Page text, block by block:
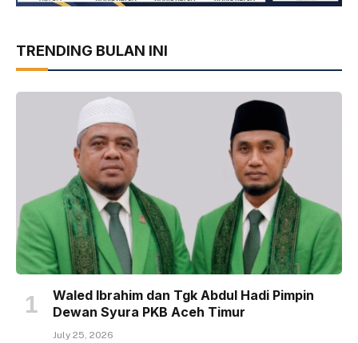
TRENDING BULAN INI
Waled Ibrahim dan Tgk Abdul Hadi Pimpin
Dewan Syura PKB Aceh Timur
July 25, 2026